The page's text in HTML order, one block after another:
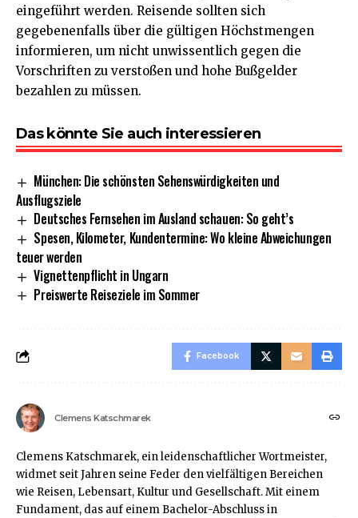
eingeführt werden. Reisende sollten sich
gegebenenfalls über die gültigen Höchstmengen
informieren, um nicht unwissentlich gegen die
Vorschriften zu verstoßen und hohe Bußgelder
bezahlen zu müssen.
Das könnte Sie auch interessieren
München: Die schönsten Sehenswürdigkeiten und
Ausflugsziele
Deutsches Fernsehen im Ausland schauen: So geht’s
Spesen, Kilometer, Kundentermine: Wo kleine Abweichungen
teuer werden
Vignettenpflicht in Ungarn
Preiswerte Reiseziele im Sommer
Facebook
Clemens Katschmarek
Clemens Katschmarek, ein leidenschaftlicher Wortmeister,
widmet seit Jahren seine Feder den vielfältigen Bereichen
wie Reisen, Lebensart, Kultur und Gesellschaft. Mit einem
Fundament, das auf einem Bachelor-Abschluss in